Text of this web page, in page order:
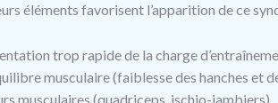
éléments favorisent l’apparition de ce
trop rapide de la charge
musculaire (faiblesse des hanches et
musculaires (quadriceps, ischio-jambiers),